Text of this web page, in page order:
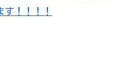
！！！！